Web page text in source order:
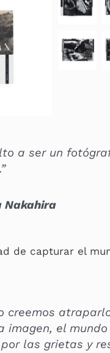
a ser un
Nakahira
de capturar el
creemos
imagen, el mundo
las grietas y